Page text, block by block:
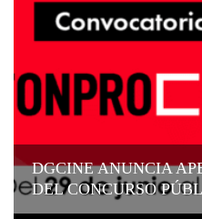
DGCINE ANUNCIA
DEL CONCURSO